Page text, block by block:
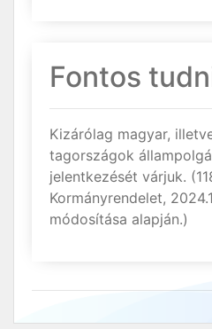
Fontos
Kizárólag magyar,
tagországok
jelentkezését várjuk.
Kormányrendelet,
módosítása alapján.)